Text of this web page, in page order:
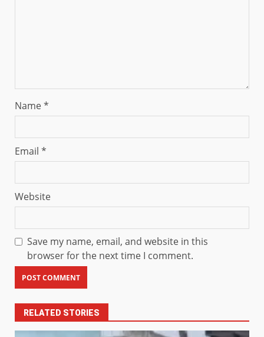
Name*
Email *
Website
Save my name, email, and website in this
browser for the next time I comment.
RELATED STORIES